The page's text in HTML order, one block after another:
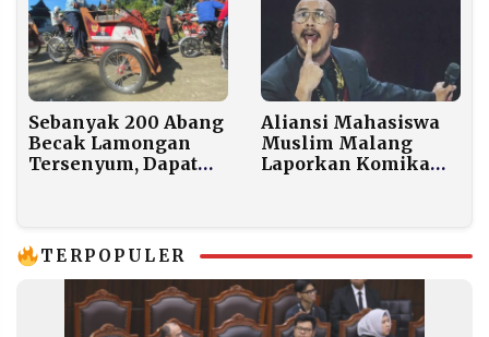
Sebanyak 200 Abang
Becak Lamongan
Tersenyum, Dapat
Aliansi Mahasiswa
Muslim Malang
Laporkan Komika
TERPOPULER